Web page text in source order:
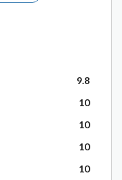
9.8
10
10
10
10